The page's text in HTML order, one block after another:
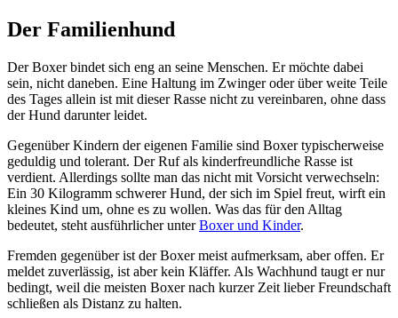
Der Familienhund
Der Boxer bindet sich eng an seine Menschen. Er möchte dabei
sein, nicht daneben. Eine Haltung im Zwinger oder über weite Teile
des Tages allein ist mit dieser Rasse nicht zu vereinbaren, ohne dass
der Hund darunter leidet.
Gegenüber Kindern der eigenen Familie sind Boxer typischerweise
geduldig und tolerant. Der Ruf als kinderfreundliche Rasse ist
verdient. Allerdings sollte man das nicht mit Vorsicht verwechseln:
Ein 30 Kilogramm schwerer Hund, der sich im Spiel freut, wirft ein
kleines Kind um, ohne es zu wollen. Was das für den Alltag
bedeutet, steht ausführlicher unterBoxer und Kinder.
Fremden gegenüber ist der Boxer meist aufmerksam, aber offen. Er
meldet zuverlässig, ist aber kein Kläffer. Als Wachhund taugt er nur
bedingt, weil die meisten Boxer nach kurzer Zeit lieber Freundschaft
schließen als Distanz zu halten.